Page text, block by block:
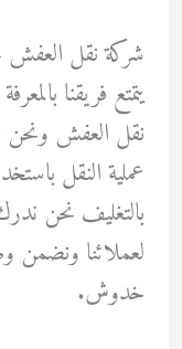
شركة نقل العفش
يتمتع فريقنا
نقل العفش ونحن
عملية النقل
بالتغليف نحن
لعملائنا ونضمن
خدوش.